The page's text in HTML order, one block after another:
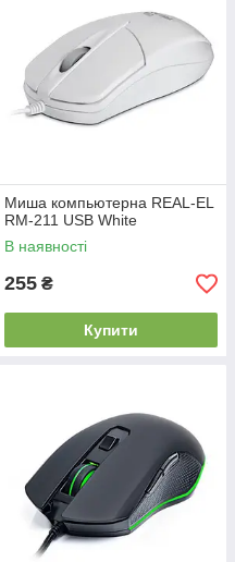
Миша компьютерна REAL-EL
RM-211 USB White
В наявності
255 ₴
Купити